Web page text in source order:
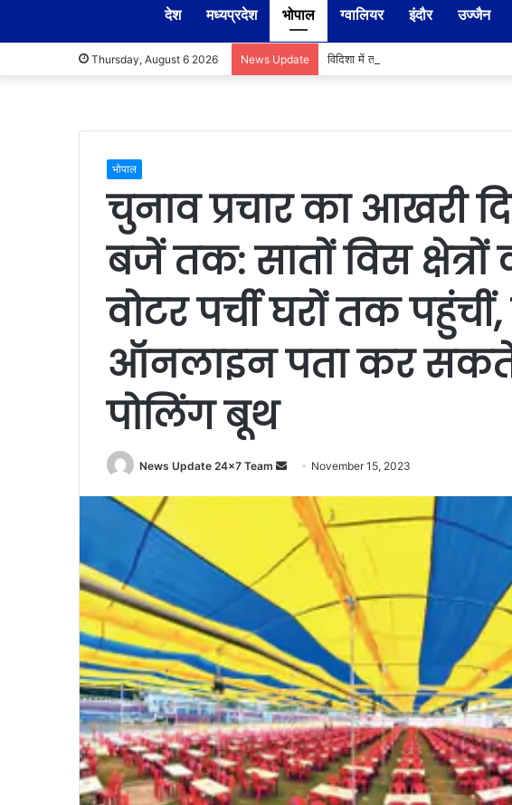
देश मध्यप्रदेश भोपाल ग्वालियर इंदौर उज्जैन
Thursday, August 6 2026 News Update विदिशा में तहसीलदार-नायब तहसीलदारों
भोपाल
चुनाव प्रचार का आखरी
बजें तक: सातों विस क्षेत्रों
वोटर पर्ची घरों तक
ऑनलाइन पता कर
पोलिंग बूथ
News Update 24x7 Team
Send
email
November 15, 2023